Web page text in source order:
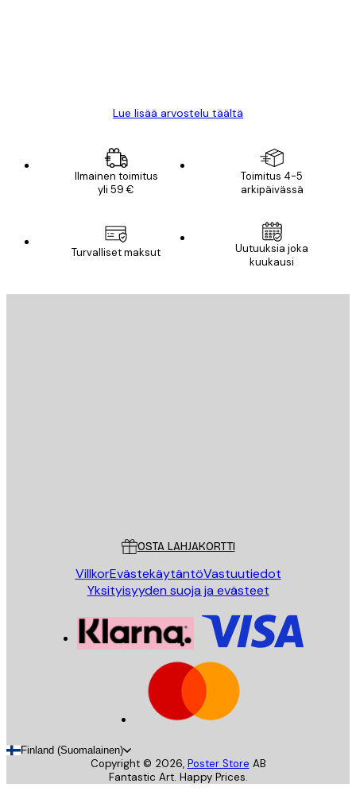
Lue lisää arvostelu täältä
Ilmainen toimitus
yli 59 €
Toimitus 4-5
arkipäivässä
Turvalliset maksut
Uutuuksia joka
kuukausi
OSTA LAHJAKORTTI
VillkorEvästekäytäntöVastuutiedot
Yksityisyyden suoja ja evästeet
Finland (Suomalainen)
Copyright © 2026, Poster Store AB
Fantastic Art. Happy Prices.